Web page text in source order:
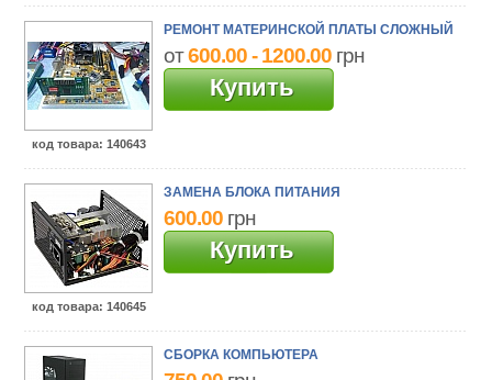
код товара: 140643
РЕМОНТ МАТЕРИНСКОЙ ПЛАТЫ СЛОЖНЫЙ
от600.00 - 1200.00 грн
Купить
код товара: 140645
ЗАМЕНА БЛОКА ПИТАНИЯ
600.00 грн
Купить
СБОРКА КОМПЬЮТЕРА